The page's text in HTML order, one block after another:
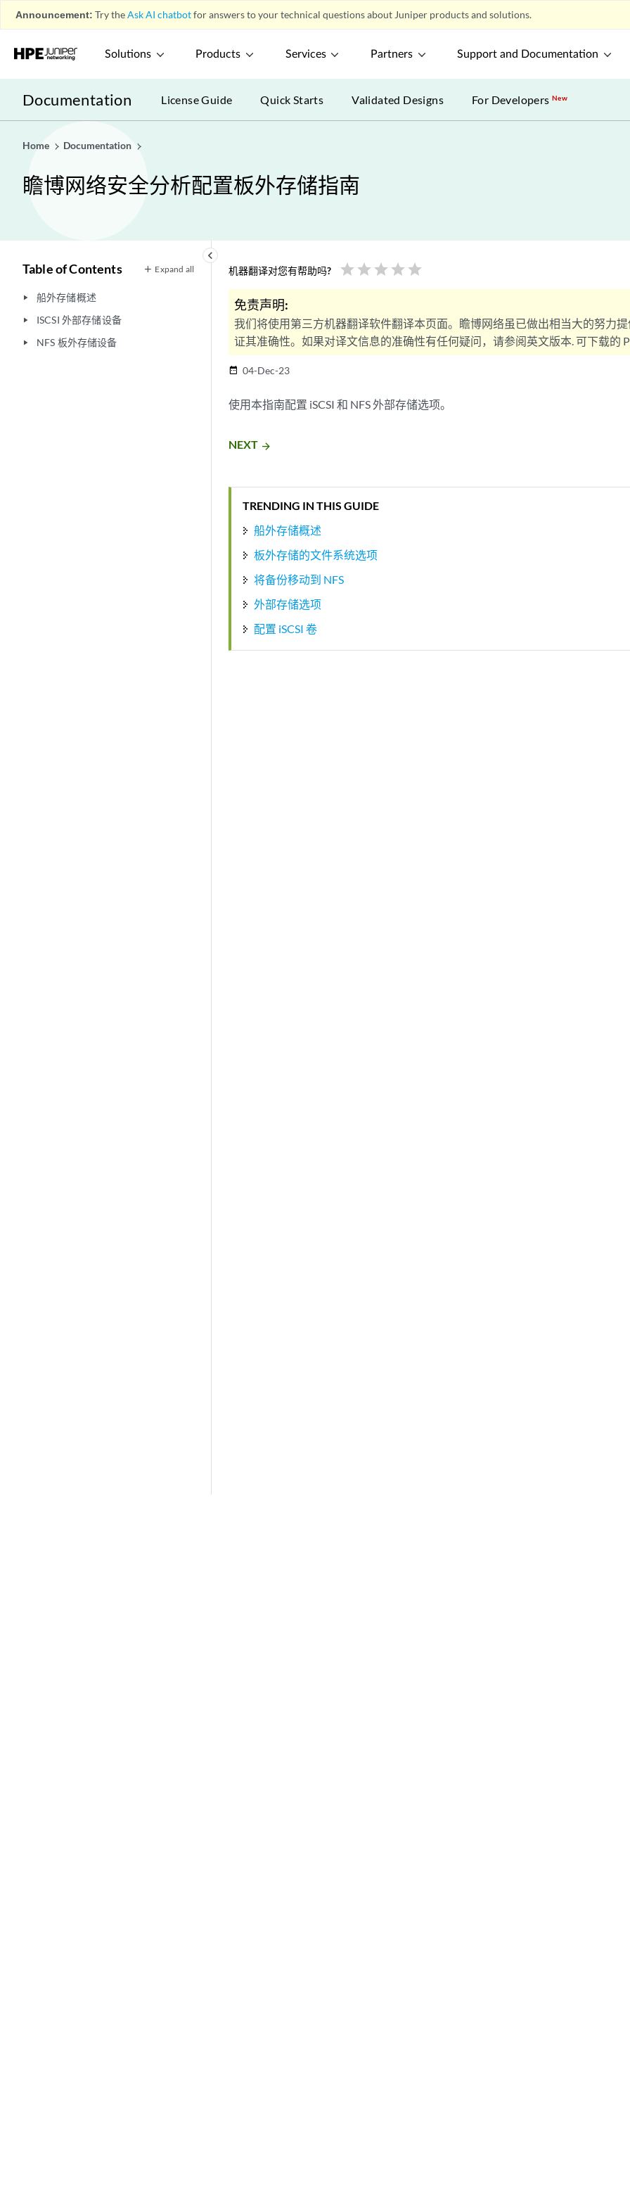
Announcement: Try theAsk AI chatbotfor answers to your technical questions about Juniper products and solutions.
Solutions Products Services Partners Support and Documentation
Documentation License Guide Quick Starts Validated Designs For DevelopersNew
Home Documentation
瞻博网络安全分析配置板外存储指南
keyboard_arrow_left
Table of Contents Expand all
play_arrow 船外存储概述
play_arrow ISCSI 外部存储设备
play_arrow NFS 板外存储设备
机器翻译对您有帮助吗? star star star star star
免责声明:
我们将使用第三方机器翻译软件翻译本页面。瞻博网络虽已做出相当大的努力
证其准确性。如果对译文信息的准确性有任何疑问，请参阅英文版本. 可下载的
date_range 04-Dec-23
使用本指南配置 iSCSI 和 NFS 外部存储选项。
NEXT arrow_forward
TRENDING IN THIS GUIDE
船外存储概述
板外存储的文件系统选项
将备份移动到 NFS
外部存储选项
配置 iSCSI 卷